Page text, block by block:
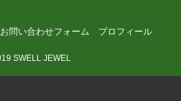
お問い合わせフォーム プロフィール
SWELL JEWEL